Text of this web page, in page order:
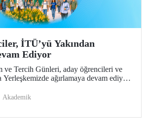
İTÜ’yü Yakından
Ediyor
ve Tercih Günleri, aday öğrencileri ve
ağırlamaya devam ediyor.
adaylara bilgi vermeye devam
Akademik